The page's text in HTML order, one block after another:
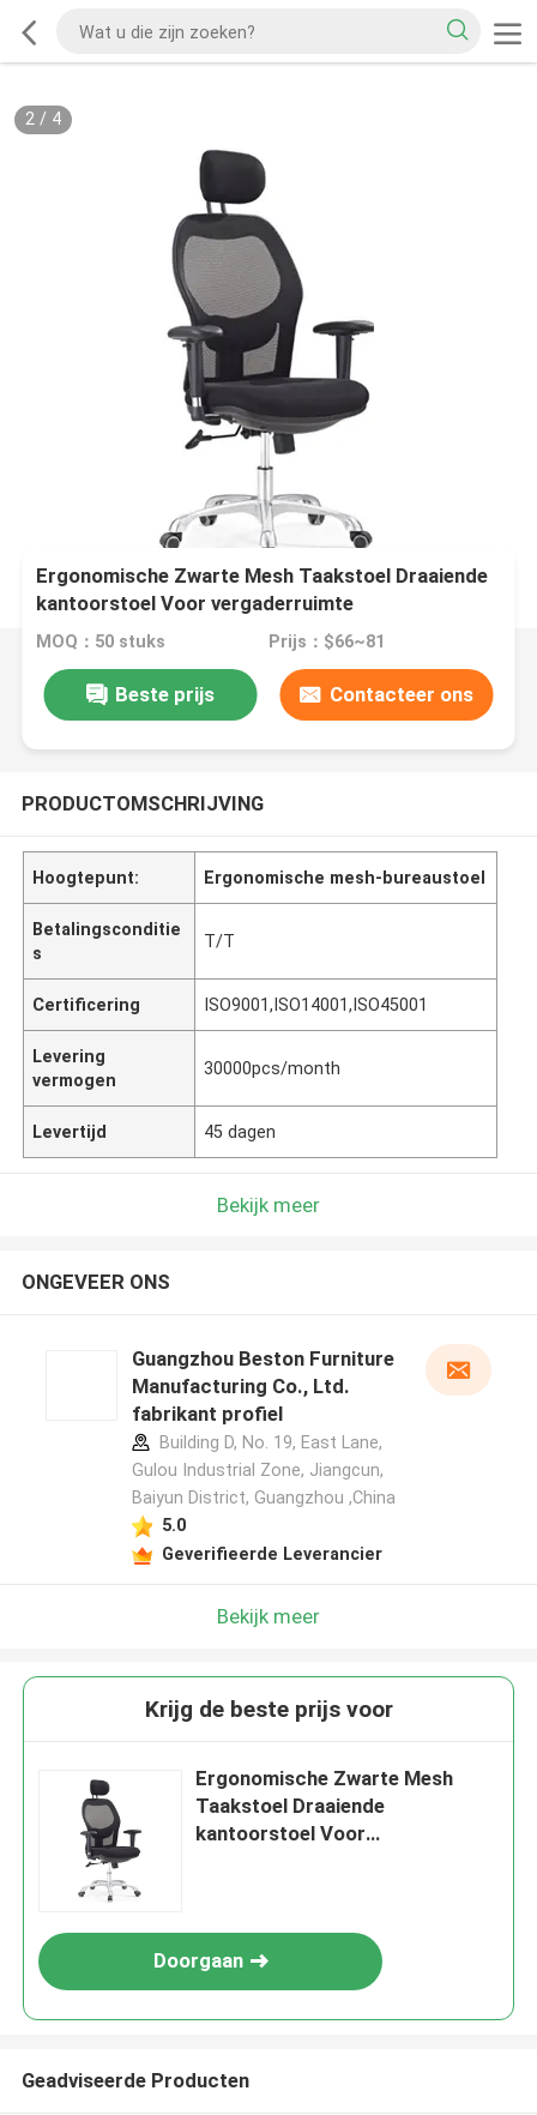
2/ 4
Ergonomische Zwarte Mesh Taakstoel Draaiende
kantoorstoel Voor vergaderruimte
MOQ：50 stuks Prijs：$66~81
Beste prijs Contacteer ons
PRODUCTOMSCHRIJVING
Hoogtepunt: Ergonomische mesh-bureaustoel
Betalingsconditie
s
T/T
Certificering ISO9001,ISO14001,ISO45001
Levering
vermogen
30000pcs/month
Levertijd 45 dagen
Bekijk meer
ONGEVEER ONS
Guangzhou Beston Furniture
Manufacturing Co., Ltd.
fabrikant profiel
Building D, No. 19, East Lane,
Gulou Industrial Zone, Jiangcun,
Baiyun District, Guangzhou ,China
5.0
Geverifieerde Leverancier
Bekijk meer
Krijg de beste prijs voor
Ergonomische Zwarte Mesh
Taakstoel Draaiende
kantoorstoel Voor
Doorgaan
Geadviseerde Producten